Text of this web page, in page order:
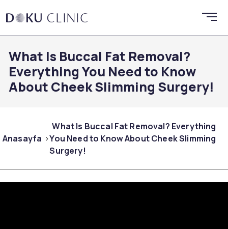
What Is Buccal Fat Removal?
Everything You Need to Know
About Cheek Slimming Surgery!
Anasayfa
What Is Buccal Fat Removal? Everything
You Need to Know About Cheek Slimming
Surgery!